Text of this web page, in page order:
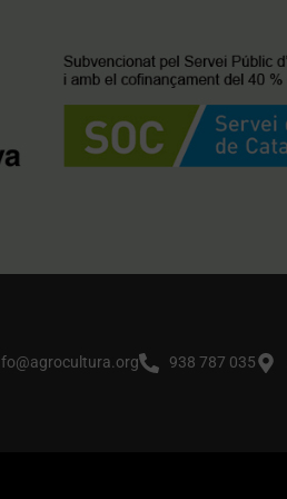
938 787 035